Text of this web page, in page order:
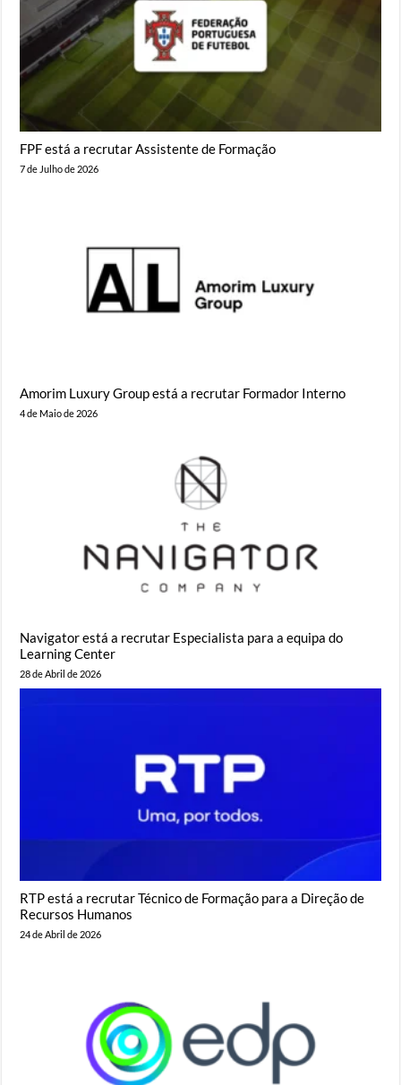
FPF está a recrutar Assistente de Formação
7 de Julho de 2026
Amorim Luxury Group está a recrutar Formador Interno
4 de Maio de 2026
Navigator está a recrutar Especialista para a equipa do
Learning Center
28 de Abril de 2026
RTP está a recrutar Técnico de Formação para a Direção de
Recursos Humanos
24 de Abril de 2026